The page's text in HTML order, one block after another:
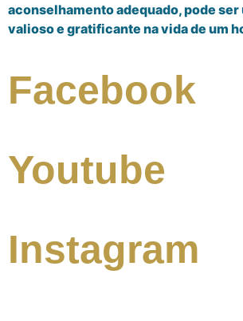
aconselhamento adequado, pode ser
valioso e gratificante na vida de um
Facebook
Youtube
Instagram